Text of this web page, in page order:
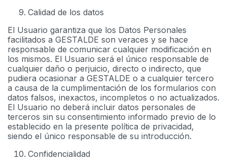
Calidad de los datos
El Usuario garantiza que los Datos Personales
facilitados a GESTALDE son veraces y se hace
responsable de comunicar cualquier modificación en
los mismos. El Usuario será el único responsable de
cualquier daño o perjuicio, directo o indirecto, que
pudiera ocasionar a GESTALDE o a cualquier tercero
a causa de la cumplimentación de los formularios con
datos falsos, inexactos, incompletos o no actualizados.
El Usuario no deberá incluir datos personales de
terceros sin su consentimiento informado previo de lo
establecido en la presente política de privacidad,
siendo el único responsable de su introducción.
Confidencialidad